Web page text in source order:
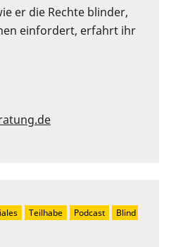
er die Rechte blinder,
einfordert, erfahrt ihr
Teilhabe Podcast
Blind